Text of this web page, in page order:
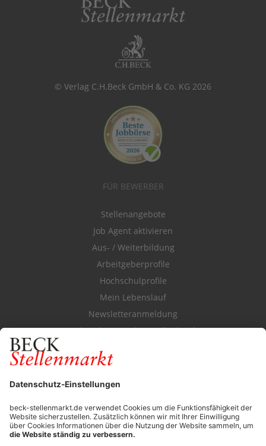
© Verlag C.H.Beck GmbH & Co. KG 2026
FÜR BEWERBER
Stellenangebote
Job Agent aktivieren
Aus- / Weiterbildung
Arbeitgeberprofile
Hochschulprofile
Mein Lebenslauf
Newsletteranmeldung
Durchsuchen Sie den Stellenkatalog
FÜR ARBEITGEBER
Stellenmarktpreise
Anzeigen-AGB
Media-Daten
Newsletteranmeldung